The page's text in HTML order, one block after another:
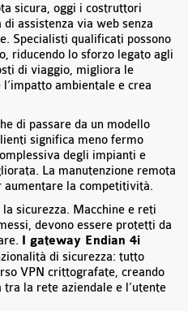
sicura, oggi i costruttori
assistenza via web senza
Specialisti qualificati possono
riducendo lo sforzo legato agli
di viaggio, migliora le
ambientale e crea
di passare da un modello
significa meno fermo
degli impianti e
La manutenzione remota
la competitività.
sicurezza. Macchine e reti
devono essere protetti da
I gateway Endian 4i
di sicurezza: tutto
VPN crittografate, creando
la rete aziendale e l’utente